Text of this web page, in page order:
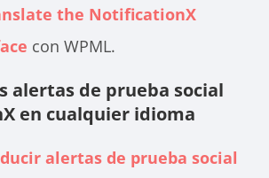
the NotificationX
con WPML.
alertas de prueba social
en cualquier idioma
alertas de prueba social